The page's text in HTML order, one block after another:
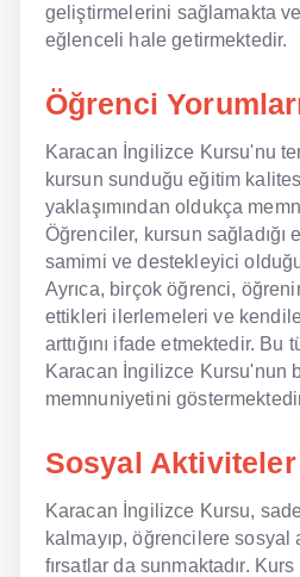
geliştirmelerini sağlamakta
eğlenceli hale getirmektedir.
Öğrenci
Karacan İngilizce Kursu'nu
kursun sunduğu eğitim
yaklaşımından oldukça
Öğrenciler, kursun sağladığı
samimi ve destekleyici
Ayrıca, birçok öğrenci,
ettikleri ilerlemeleri ve
arttığını ifade etmektedir. Bu
Karacan İngilizce Kursu'nun
memnuniyetini
Sosyal
Karacan İngilizce Kursu,
kalmayıp, öğrencilere sosyal
fırsatlar da sunmaktadır.